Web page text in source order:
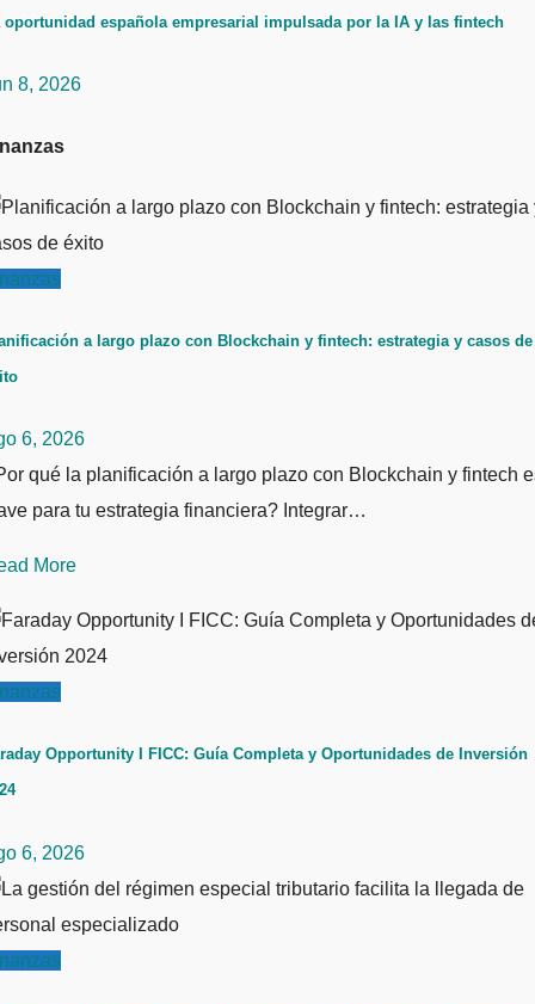
oportunidad española empresarial impulsada por la IA y las fintech
8, 2026
a largo plazo con Blockchain y fintech: estrategia y casos de
6, 2026
qué la planificación a largo plazo con Blockchain y fintech
para tu estrategia financiera? Integrar…
More
Opportunity I FICC: Guía Completa y Oportunidades de Inversión
6, 2026